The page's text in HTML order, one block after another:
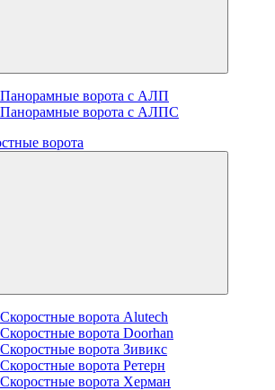
Панорамные ворота с АЛП
Панорамные ворота с АЛПС
ворота
Скоростные ворота Alutech
Скоростные ворота Doorhan
Скоростные ворота Зивикс
Скоростные ворота Ретерн
Скоростные ворота Херман